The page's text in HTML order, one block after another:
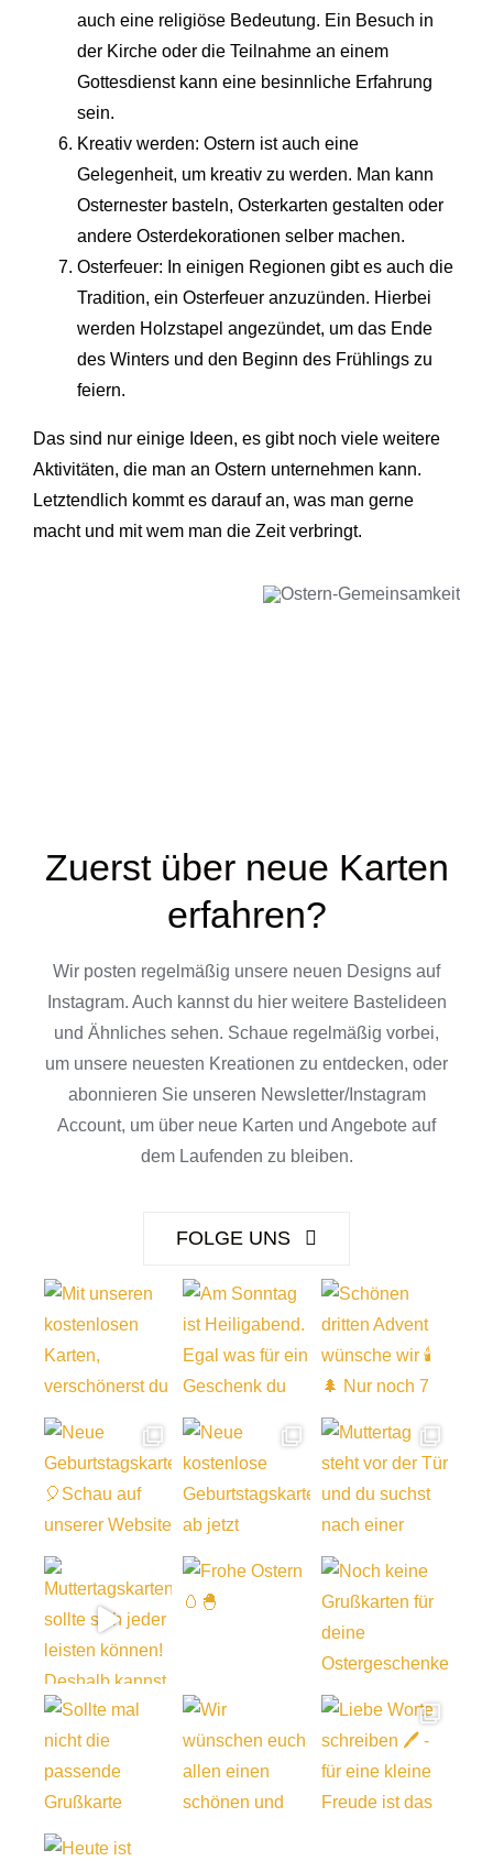
auch eine religiöse Bedeutung. Ein Besuch in
der Kirche oder die Teilnahme an einem
Gottesdienst kann eine besinnliche Erfahrung
sein.
Kreativ werden: Ostern ist auch eine
Gelegenheit, um kreativ zu werden. Man kann
Osternester basteln, Osterkarten gestalten oder
andere Osterdekorationen selber machen.
Osterfeuer: In einigen Regionen gibt es auch die
Tradition, ein Osterfeuer anzuzünden. Hierbei
werden Holzstapel angezündet, um das Ende
des Winters und den Beginn des Frühlings zu
feiern.
Das sind nur einige Ideen, es gibt noch viele weitere
Aktivitäten, die man an Ostern unternehmen kann.
Letztendlich kommt es darauf an, was man gerne
macht und mit wem man die Zeit verbringt.
Zuerst über neue Karten
erfahren?
Wir posten regelmäßig unsere neuen Designs auf
Instagram. Auch kannst du hier weitere Bastelideen
und Ähnliches sehen. Schaue regelmäßig vorbei,
um unsere neuesten Kreationen zu entdecken, oder
abonnieren Sie unseren Newsletter/Instagram
Account, um über neue Karten und Angebote auf
dem Laufenden zu bleiben.
FOLGE UNS